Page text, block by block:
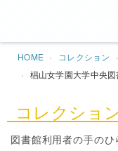
HOME コレクション
椙山女学園大学中央
コレクショ
図書館利用者の手の